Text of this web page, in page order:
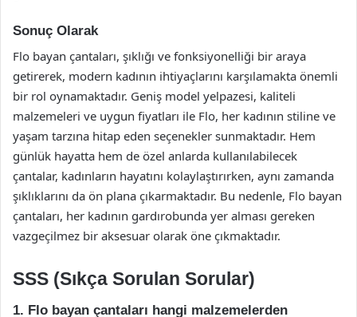
Sonuç Olarak
Flo bayan çantaları, şıklığı ve fonksiyonelliği bir araya
getirerek, modern kadının ihtiyaçlarını karşılamakta önemli
bir rol oynamaktadır. Geniş model yelpazesi, kaliteli
malzemeleri ve uygun fiyatları ile Flo, her kadının stiline ve
yaşam tarzına hitap eden seçenekler sunmaktadır. Hem
günlük hayatta hem de özel anlarda kullanılabilecek
çantalar, kadınların hayatını kolaylaştırırken, aynı zamanda
şıklıklarını da ön plana çıkarmaktadır. Bu nedenle, Flo bayan
çantaları, her kadının gardırobunda yer alması gereken
vazgeçilmez bir aksesuar olarak öne çıkmaktadır.
SSS (Sıkça Sorulan Sorular)
1. Flo bayan çantaları hangi malzemelerden